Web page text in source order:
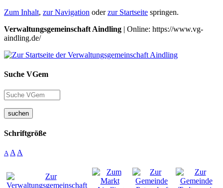
Zum Inhalt, zur Navigation oderzur Startseite springen.
Verwaltungsgemeinschaft Aindling | Online: https://www.vg-
aindling.de/
Suche VGem
suchen
Schriftgröße
A A A